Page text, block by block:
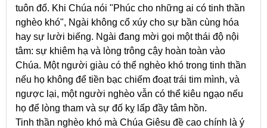
tuôn đổ. Khi Chúa nói "Phúc cho những ai có tinh thần
nghèo khó", Ngài không cổ xúy cho sự bần cùng hóa
hay sự lười biếng. Ngài đang mời gọi một thái độ nội
tâm: sự khiêm hạ và lòng trông cậy hoàn toàn vào
Chúa. Một người giàu có thể nghèo khó trong tinh thần
nếu họ không để tiền bạc chiếm đoạt trái tim mình, và
ngược lại, một người nghèo vẫn có thể kiêu ngạo nếu
họ để lòng tham và sự đố kỵ lấp đầy tâm hồn.
Tinh thần nghèo khó mà Chúa Giêsu đề cao chính là ý